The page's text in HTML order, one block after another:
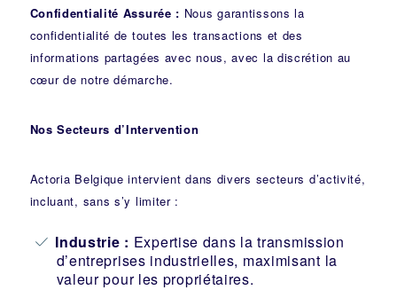
Confidentialité Assurée : Nous garantissons la
confidentialité de toutes les transactions et des
informations partagées avec nous, avec la discrétion au
cœur de notre démarche.
Nos Secteurs d’Intervention
Actoria Belgique intervient dans divers secteurs d’activité,
incluant, sans s’y limiter :
Industrie : Expertise dans la transmission
d’entreprises industrielles, maximisant la
valeur pour les propriétaires.